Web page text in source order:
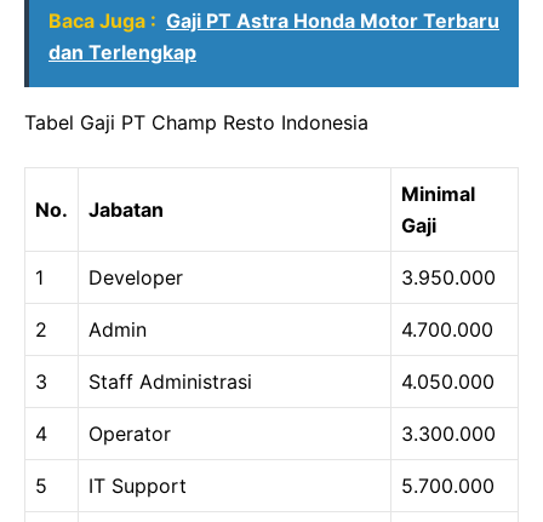
Baca Juga : Gaji PT Astra Honda Motor Terbaru
dan Terlengkap
Tabel Gaji PT Champ Resto Indonesia
No. Jabatan
Minimal
Gaji
1 Developer 3.950.000
2 Admin 4.700.000
3 Staff Administrasi 4.050.000
4 Operator 3.300.000
5 IT Support 5.700.000